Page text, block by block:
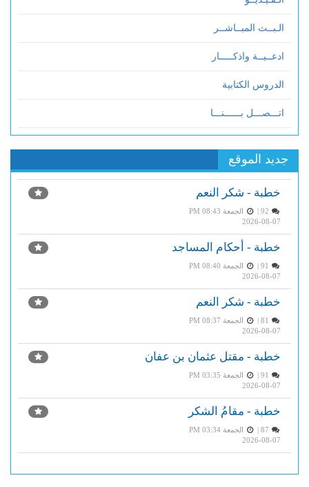
الـبــث المبــاشــر
ادعــيــة واذكـــــار
الدروس الكتابية
اتـــصـــل بــــــنـــا
جديد الموقع
خطبة - شكر النعم
الجمعة PM 08:43
2026-08-07
خطبة - أحكام المساجد
الجمعة PM 08:40
2026-08-07
خطبة - شكر النعم
الجمعة PM 08:37
2026-08-07
خطبة - مقتل عثمان بن عفان
الجمعة PM 03:35
2026-08-07
خطبة - مقامُ الشكر
الجمعة PM 03:34
2026-08-07